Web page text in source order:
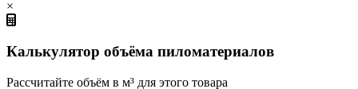
×
Калькулятор объёма пиломатериалов
Рассчитайте объём в м³ для этого товара